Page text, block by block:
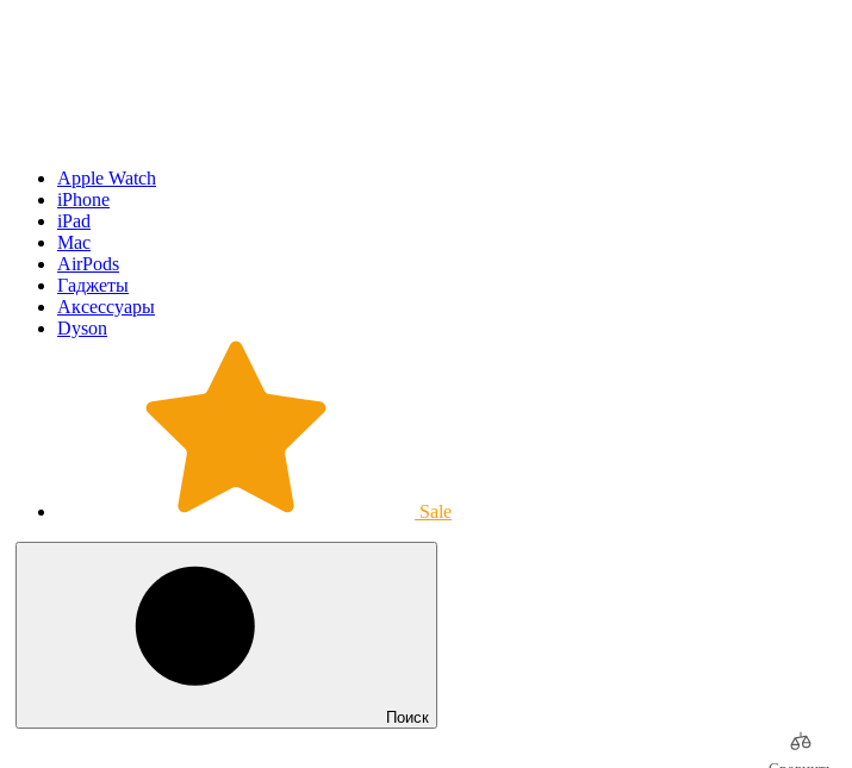
Apple Watch
iPhone
iPad
Mac
AirPods
Гаджеты
Аксессуары
Dyson
Sale
Поиск